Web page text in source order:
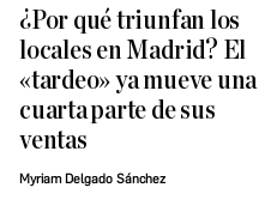
¿Por qué triunfan los
locales en Madrid? El
«tardeo» ya mueve una
cuarta parte de sus
ventas
Myriam Delgado Sánchez